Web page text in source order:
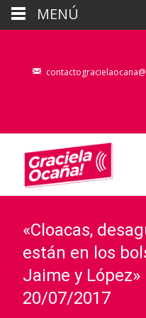
«Cloacas,
están en los
Jaime y
20/07/2017
MENÚ